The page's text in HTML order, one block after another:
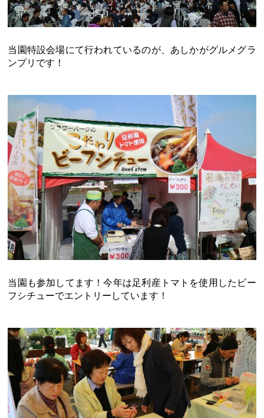
当園特設会場にて行われているのが、あしかがグルメグラ
ンプリです！
当園も参加してます！今年は足利産トマトを使用したビー
フシチューでエントリーしています！